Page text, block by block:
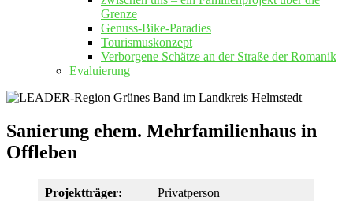
Grenze
Genuss-Bike-Paradies
Tourismuskonzept
Verborgene Schätze an der Straße der Romanik
Evaluierung
Sanierung ehem. Mehrfamilienhaus in
Offleben
Projektträger: Privatperson